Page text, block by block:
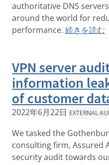
authoritative DNS
around the world for
performance. 続きを読む
VPN server
information
of customer
2022年6月22日 EXTERNAL
We tasked the
consulting firm, Assured
security audit towards